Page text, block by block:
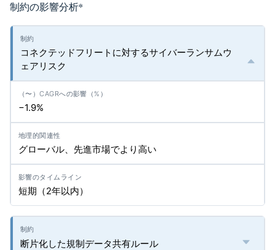
制約の影響分析*
コネクテッドフリートに対するサイバーランサムウ
ェアリスク
−1.9%
グローバル、先進市場でより高い
短期（2年以内）
断片化した規制データ共有ルール